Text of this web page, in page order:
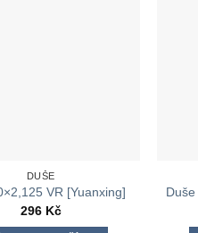
DUŠE
VR [Yuanxing]
296 Kč